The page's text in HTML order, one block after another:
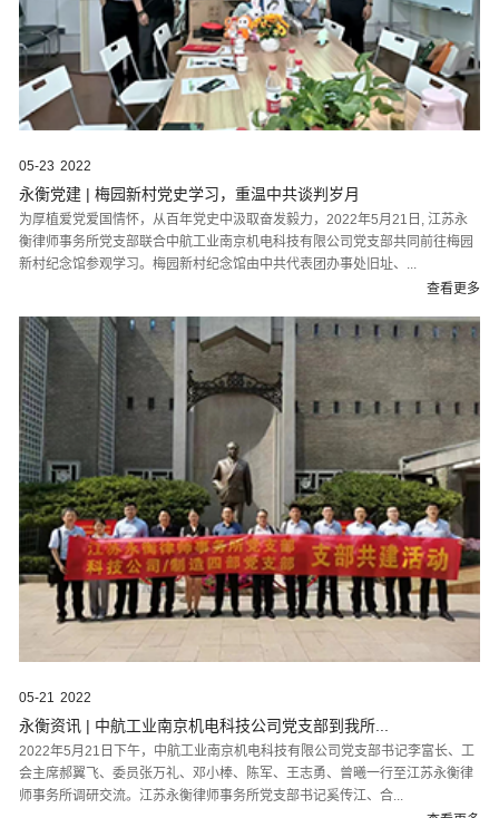
05-23 2022
永衡党建 | 梅园新村党史学习，重温中共谈判岁月
为厚植爱党爱国情怀，从百年党史中汲取奋发毅力，2022年5月21日, 江苏永
衡律师事务所党支部联合中航工业南京机电科技有限公司党支部共同前往梅园
新村纪念馆参观学习。梅园新村纪念馆由中共代表团办事处旧址、...
查看更多
05-21 2022
永衡资讯 | 中航工业南京机电科技公司党支部到我所...
2022年5月21日下午，中航工业南京机电科技有限公司党支部书记李富长、工
会主席郝翼飞、委员张万礼、邓小棒、陈军、王志勇、曾曦一行至江苏永衡律
师事务所调研交流。江苏永衡律师事务所党支部书记奚传江、合...